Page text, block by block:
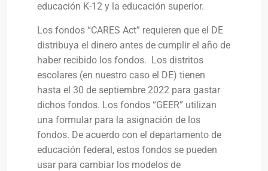
educación K-12 y la educación superior.
Los fondos “CARES Act” requieren que el DE
distribuya el dinero antes de cumplir el año de
haber recibido los fondos. Los distritos
escolares (en nuestro caso el DE) tienen
hasta el 30 de septiembre 2022 para gastar
dichos fondos. Los fondos “GEER” utilizan
una formular para la asignación de los
fondos. De acuerdo con el departamento de
educación federal, estos fondos se pueden
usar para cambiar los modelos de